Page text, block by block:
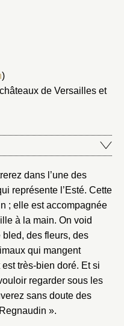
)
de Versailles et
dans l’une des
représente l’Esté. Cette
; elle est accompagnée
à la main. On void
des fleurs, des
qui mangent
très-bien doré. Et si
regarder sous les
sans doute des
».